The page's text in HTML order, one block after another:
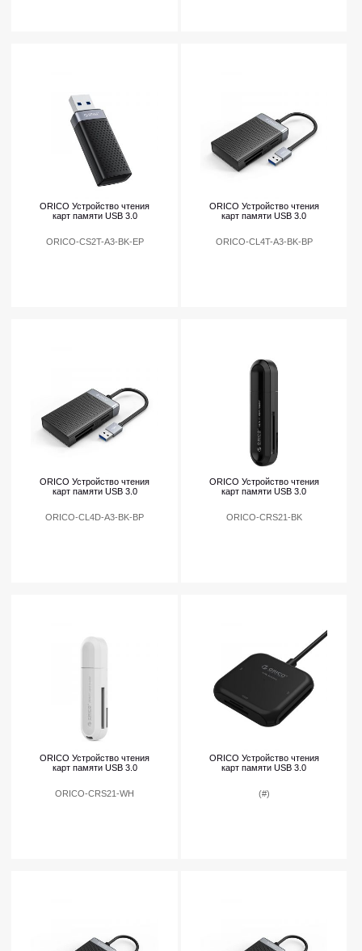
ORICO Устройство чтения
карт памяти USB 3.0
ORICO-CS2T-A3-BK-EP
ORICO Устройство чтения
карт памяти USB 3.0
ORICO-CL4T-A3-BK-BP
ORICO Устройство чтения
карт памяти USB 3.0
ORICO-CL4D-A3-BK-BP
ORICO Устройство чтения
карт памяти USB 3.0
ORICO-CRS21-BK
ORICO Устройство чтения
карт памяти USB 3.0
ORICO-CRS21-WH
ORICO Устройство чтения
карт памяти USB 3.0
(#)